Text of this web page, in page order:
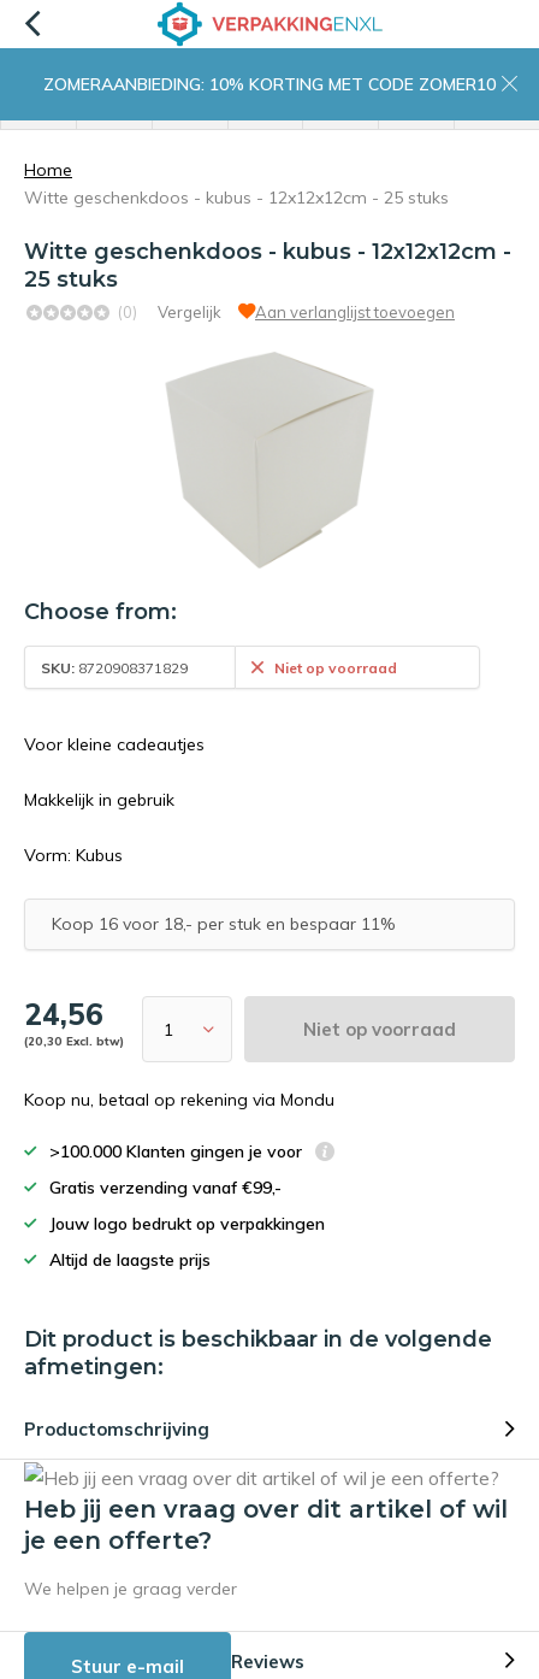
ZOMERAANBIEDING: 10% KORTING MET CODE ZOMER10
Home
Witte geschenkdoos - kubus - 12x12x12cm - 25 stuks
Witte geschenkdoos - kubus - 12x12x12cm -
25 stuks
(0) Vergelijk Aan verlanglijst toevoegen
Choose from:
SKU: 8720908371829 Niet op voorraad
Voor kleine cadeautjes
Makkelijk in gebruik
Vorm: Kubus
Koop 16 voor 18,- per stuk en bespaar 11%
24,56
(20,30 Excl. btw)
Niet op voorraad
Koop nu, betaal op rekening via Mondu
>100.000 Klanten gingen je voor
Gratis verzending vanaf €99,-
Jouw logo bedrukt op verpakkingen
Altijd de laagste prijs
Dit product is beschikbaar in de volgende
afmetingen:
Productomschrijving
Heb jij een vraag over dit artikel of wil
je een offerte?
We helpen je graag verder
Stuur e-mail Reviews